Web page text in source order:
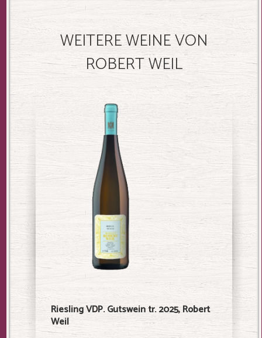
WEITERE WEINE VON
ROBERT WEIL
Riesling VDP. Gutswein tr. 2025, Robert
Weil 2024,